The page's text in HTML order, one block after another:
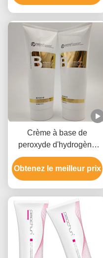
jusqu'à 9 niveaux
Crème à base de
peroxyde d'hydrogène
pour démaquillant de
cheveux, approbation
GMPC
Obtenez le meilleur prix